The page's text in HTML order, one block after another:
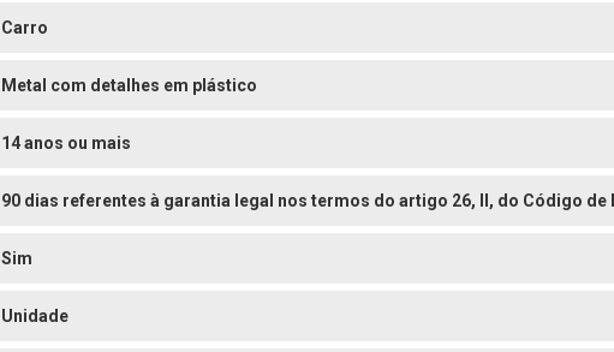
Carro
Metal com detalhes em plástico
14 anos ou mais
90 dias referentes à garantia legal nos termos do artigo 26, II, do Código de
Sim
Unidade